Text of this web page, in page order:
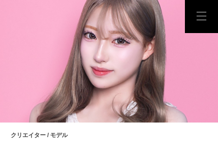
クリエイター / モデル